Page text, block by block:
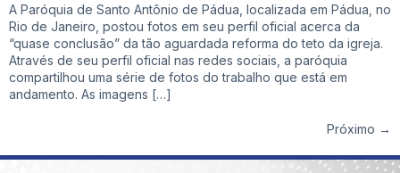
A Paróquia de Santo Antônio de Pádua, localizada em Pádua, no
Rio de Janeiro, postou fotos em seu perfil oficial acerca da
“quase conclusão” da tão aguardada reforma do teto da igreja.
Através de seu perfil oficial nas redes sociais, a paróquia
compartilhou uma série de fotos do trabalho que está em
andamento. As imagens […]
Próximo →